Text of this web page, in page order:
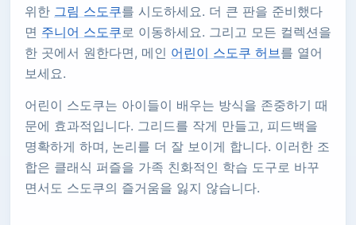
위한 그림 스도쿠를 시도하세요. 더 큰 판을 준비했다
면 주니어 스도쿠로 이동하세요. 그리고 모든 컬렉션을
한 곳에서 원한다면, 메인 어린이 스도쿠 허브를 열어
보세요.
어린이 스도쿠는 아이들이 배우는 방식을 존중하기 때
문에 효과적입니다. 그리드를 작게 만들고, 피드백을
명확하게 하며, 논리를 더 잘 보이게 합니다. 이러한 조
합은 클래식 퍼즐을 가족 친화적인 학습 도구로 바꾸
면서도 스도쿠의 즐거움을 잃지 않습니다.